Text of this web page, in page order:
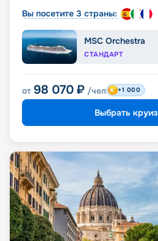
Вы посетите 3 страны:
MSC Orchestra
СТАНДАРТ
от 98 070 ₽ /чел +1 000
Выбрать круиз